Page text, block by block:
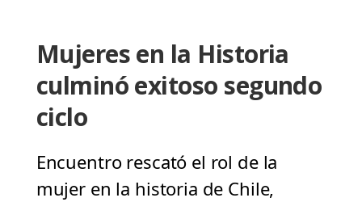
Mujeres en la Historia
culminó exitoso segundo
ciclo
Encuentro rescató el rol de la
mujer en la historia de Chile,